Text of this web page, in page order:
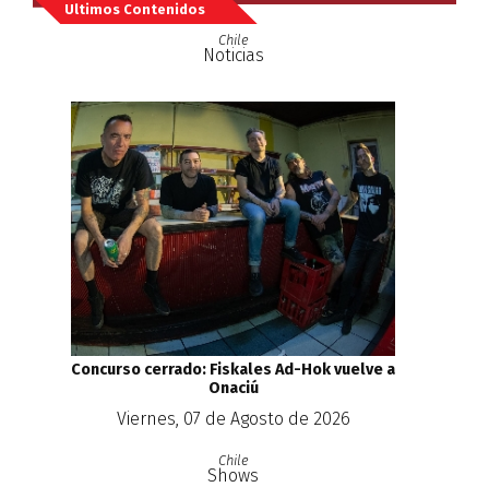
Ultimos Contenidos
Chile
Noticias
Concurso cerrado: Fiskales Ad-Hok vuelve a
Onaciú
Viernes, 07 de Agosto de 2026
Chile
Shows